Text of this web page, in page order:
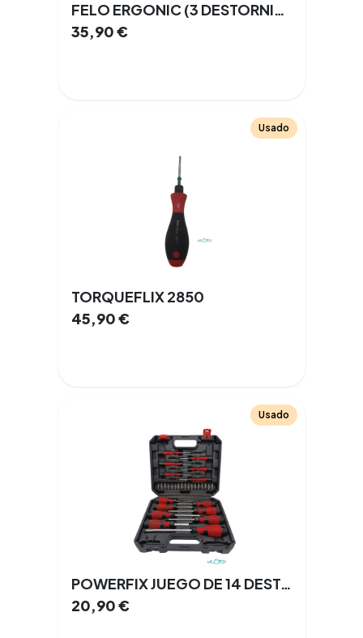
FELO ERGONIC (3 DESTORNILLADORES + BUSCAPOLOS)
35,90€
Usado
TORQUEFLIX 2850
45,90€
Usado
POWERFIX JUEGO DE 14 DESTORNILLADORES + PUNTAS
20,90€